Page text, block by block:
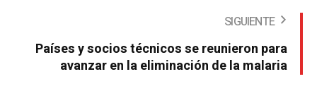
SIGUIENTE
Países y socios técnicos se reunieron para
avanzar en la eliminación de la malaria